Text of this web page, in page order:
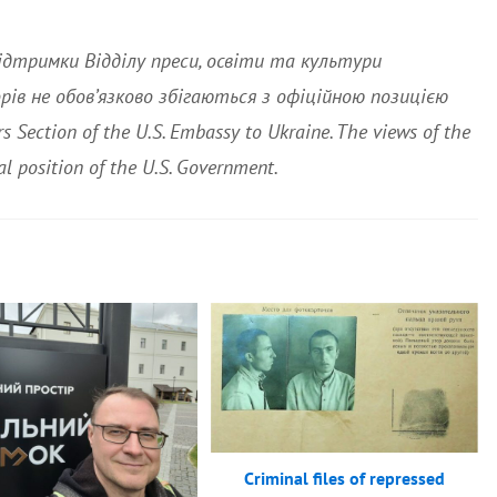
Відділу преси, освіти та культури
не обов’язково збігаються з офіційною позицією
of the U.S. Embassy to Ukraine. The views of the
position of the U.S. Government.
Criminal files of repressed